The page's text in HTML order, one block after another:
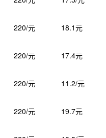
220/元 18.1元
220/元 17.4元
220/元 11.2/元
220/元 19.7元